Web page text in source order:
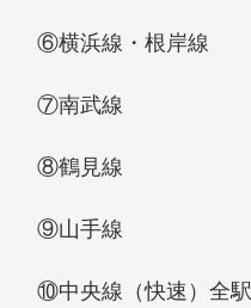
⑥横浜線・根岸線
⑦南武線
⑧鶴見線
⑨山手線
⑩中央線（快速）全駅